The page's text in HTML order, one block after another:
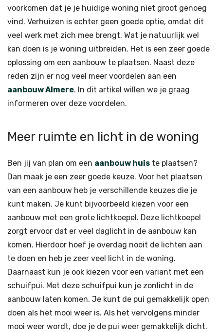
voorkomen dat je je huidige woning niet groot genoeg
vind. Verhuizen is echter geen goede optie, omdat dit
veel werk met zich mee brengt. Wat je natuurlijk wel
kan doen is je woning uitbreiden. Het is een zeer goede
oplossing om een aanbouw te plaatsen. Naast deze
reden zijn er nog veel meer voordelen aan een
aanbouw Almere. In dit artikel willen we je graag
informeren over deze voordelen.
Meer ruimte en licht in de woning
Ben jij van plan om een aanbouw huis te plaatsen?
Dan maak je een zeer goede keuze. Voor het plaatsen
van een aanbouw heb je verschillende keuzes die je
kunt maken. Je kunt bijvoorbeeld kiezen voor een
aanbouw met een grote lichtkoepel. Deze lichtkoepel
zorgt ervoor dat er veel daglicht in de aanbouw kan
komen. Hierdoor hoef je overdag nooit de lichten aan
te doen en heb je zeer veel licht in de woning.
Daarnaast kun je ook kiezen voor een variant met een
schuifpui. Met deze schuifpui kun je zonlicht in de
aanbouw laten komen. Je kunt de pui gemakkelijk open
doen als het mooi weer is. Als het vervolgens minder
mooi weer wordt, doe je de pui weer gemakkelijk dicht.